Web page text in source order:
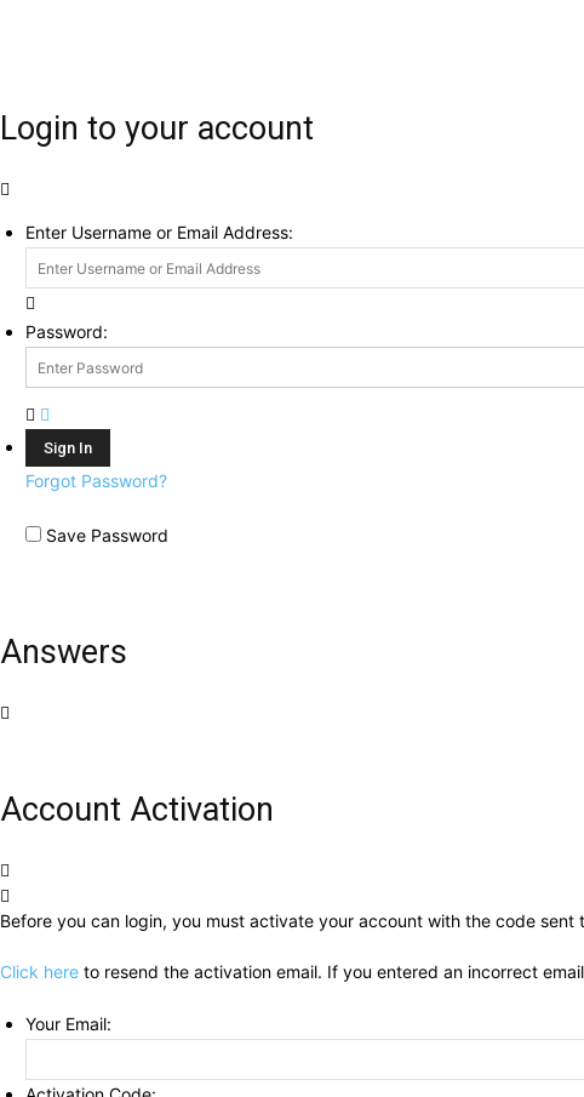
Login to your account
Enter Username or Email Address:
Password:
Forgot Password?
Save Password
Answers
Account Activation
Before you can login, you must activate your account with the code
Click here to resend the activation email. If you entered an incorrect
Your Email: